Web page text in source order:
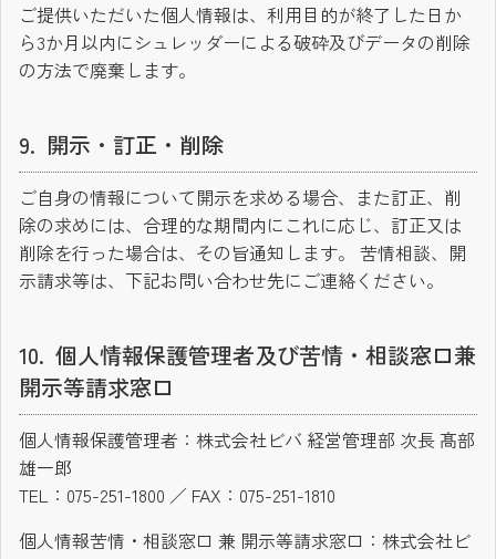
ご提供いただいた個人情報は、利用目的が終了した日か
ら3か月以内にシュレッダーによる破砕及びデータの削除
の方法で廃棄します。
開示・訂正・削除
ご自身の情報について開示を求める場合、また訂正、削
除の求めには、合理的な期間内にこれに応じ、訂正又は
削除を行った場合は、その旨通知します。 苦情相談、開
示請求等は、下記お問い合わせ先にご連絡ください。
個人情報保護管理者及び苦情・相談窓口兼
開示等請求窓口
個人情報保護管理者：株式会社ビバ 経営管理部 次長 髙部
雄一郎
TEL：075-251-1800 ／ FAX：075-251-1810
個人情報苦情・相談窓口 兼 開示等請求窓口：株式会社ビ